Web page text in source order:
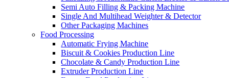
Semi Auto Filling & Packing Machine
Single And Multihead Weighter & Detector
Other Packaging Machines
Food Processing
Automatic Frying Machine
Biscuit & Cookies Production Line
Chocolate & Candy Production Line
Extruder Production Line